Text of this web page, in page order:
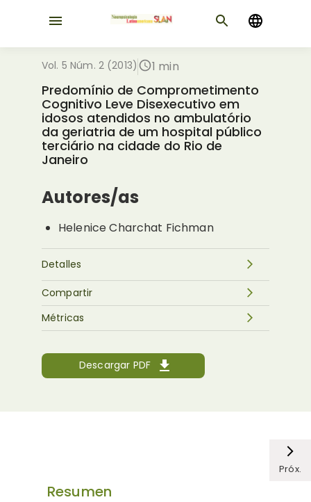
Vol. 5 Núm. 2 (2013) 1 min
Predomínio de Comprometimento
Cognitivo Leve Disexecutivo em
idosos atendidos no ambulatório
da geriatria de um hospital público
terciário na cidade do Rio de
Janeiro
Autores/as
Helenice Charchat Fichman
Detalles
Descargar PDF
Métricas
Compartir
Próx.
Resumen